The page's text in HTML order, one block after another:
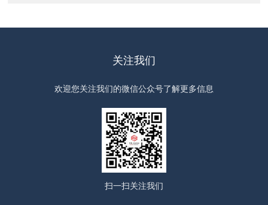
关注我们
欢迎您关注我们的微信公众号了解更多信息
扫一扫关注我们